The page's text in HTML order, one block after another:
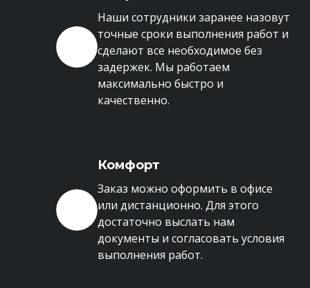
Наши сотрудники заранее назовут
точные сроки выполнения работ и
сделают все необходимое без
задержек. Мы работаем
максимально быстро и
качественно.
Комфорт
Заказ можно оформить в офисе
или дистанционно. Для этого
достаточно выслать нам
документы и согласовать условия
выполнения работ.